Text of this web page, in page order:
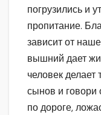
погрузились и
пропитание.
зависит от
вышний дает
человек делает
сынов и говори
по дороге,